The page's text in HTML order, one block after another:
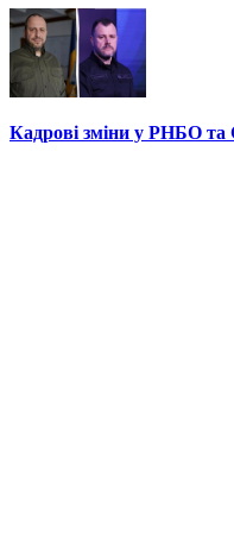
Кадрові зміни у РНБО та